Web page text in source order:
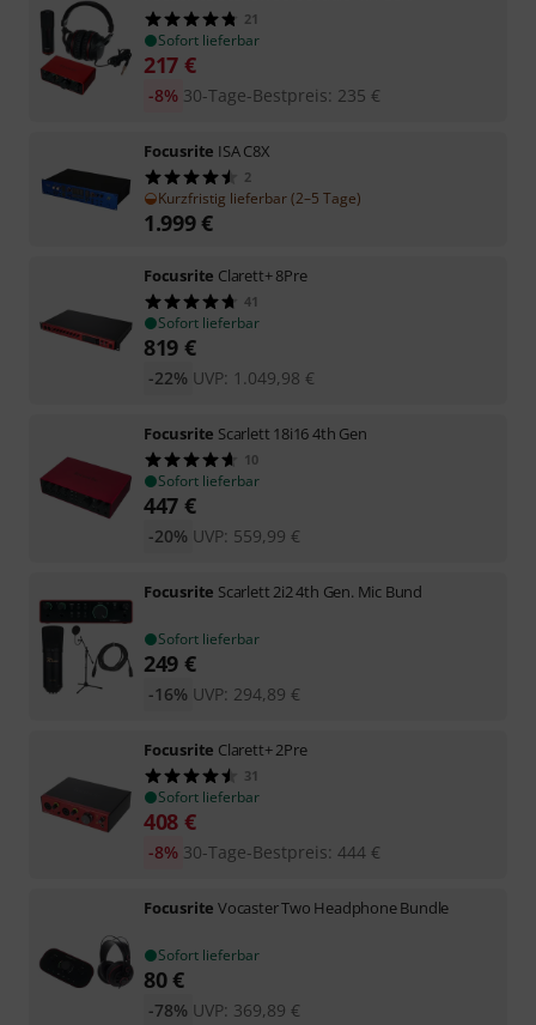
21
Sofort lieferbar
217 €
30-Tage-Bestpreis: 235 €
-8%
Focusrite ISA C8X
2
Kurzfristig lieferbar (2–5 Tage)
1.999€
Focusrite Clarett+ 8Pre
41
Sofort lieferbar
819 €
UVP: 1.049,98 €
-22%
Focusrite Scarlett 18i16 4th Gen
10
Sofort lieferbar
447 €
UVP: 559,99 €
-20%
Focusrite Scarlett 2i2 4th Gen. Mic Bund
Sofort lieferbar
249 €
UVP: 294,89 €
-16%
Focusrite Clarett+ 2Pre
31
Sofort lieferbar
408 €
30-Tage-Bestpreis: 444 €
-8%
Focusrite Vocaster Two Headphone Bundle
Sofort lieferbar
80€
UVP: 369,89 €
-78%